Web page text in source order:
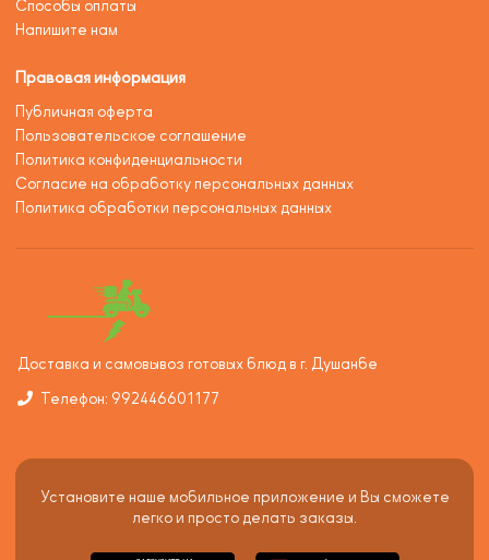
Способы оплаты
Напишите нам
Правовая информация
Публичная оферта
Пользовательское соглашение
Политика конфиденциальности
Согласие на обработку персональных данных
Политика обработки персональных данных
Доставка и самовывоз готовых блюд в г. Душанбе
Телефон: 992446601177
Установите наше мобильное приложение и Вы сможете
легко и просто делать заказы.